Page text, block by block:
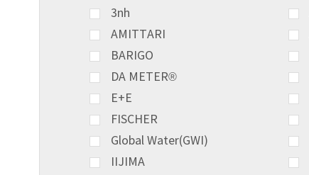
3nh
AMITTARI
BARIGO
DA METER®
E+E
FISCHER
Global Water(GWI)
IIJIMA